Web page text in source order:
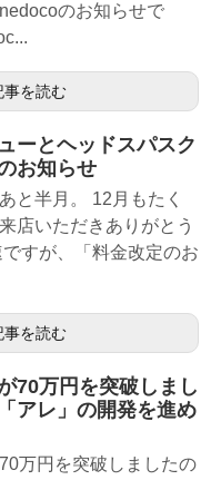
のお知らせで
事を読む
ーとヘッドスパスク
お知らせ
と半月。 12月もたく
店いただきありがとう
すが、「料金改定のお
事を読む
70万円を突破しまし
アレ」の開発を進め
万円を突破しましたの